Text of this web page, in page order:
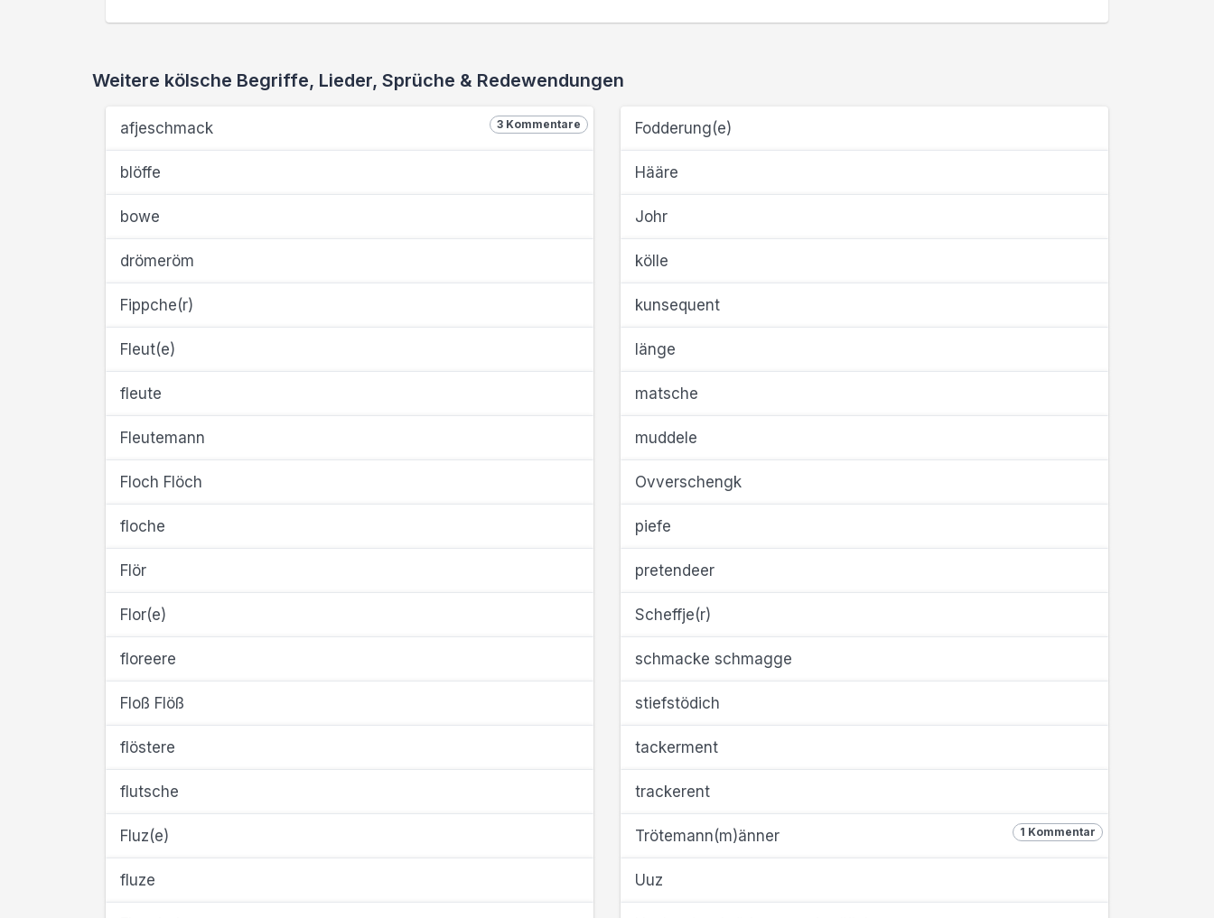
Weitere kölsche Begriffe, Lieder, Sprüche & Redewendungen
3 Kommentare
afjeschmack
blöffe
bowe
drömeröm
Fippche(r)
Fleut(e)
fleute
Fleutemann
Floch Flöch
floche
Flör
Flor(e)
floreere
Floß Flöß
flöstere
flutsche
Fluz(e)
fluze
Fodderung(e)
Hääre
Johr
kölle
kunsequent
länge
matsche
muddele
Ovverschengk
piefe
pretendeer
Scheffje(r)
schmacke schmagge
stiefstödich
tackerment
trackerent
1 Kommentar
Trötemann(m)änner
Uuz